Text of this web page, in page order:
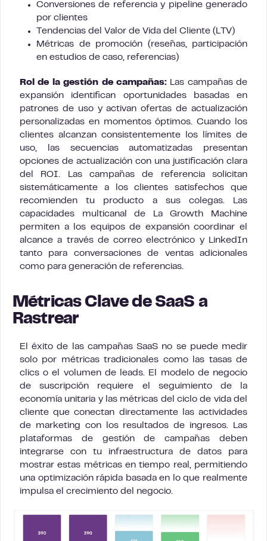
Conversiones de referencia y pipeline generado
por clientes
Tendencias del Valor de Vida del Cliente (LTV)
Métricas de promoción (reseñas, participación
en estudios de caso, referencias)
Rol de la gestión de campañas:Las campañas de
expansión identifican oportunidades basadas en
patrones de uso y activan ofertas de actualización
personalizadas en momentos óptimos. Cuando los
clientes alcanzan consistentemente los límites de
uso, las secuencias automatizadas presentan
opciones de actualización con una justificación clara
del ROI. Las campañas de referencia solicitan
sistemáticamente a los clientes satisfechos que
recomienden tu producto a sus colegas. Las
capacidades multicanal de La Growth Machine
permiten a los equipos de expansión coordinar el
alcance a través de correo electrónico y LinkedIn
tanto para conversaciones de ventas adicionales
como para generación de referencias.
Métricas Clave de SaaS a
Rastrear
El éxito de las campañas SaaS no se puede medir
solo por métricas tradicionales como las tasas de
clics o el volumen de leads. El modelo de negocio
de suscripción requiere el seguimiento de la
economía unitaria y las métricas del ciclo de vida del
cliente que conectan directamente las actividades
de marketing con los resultados de ingresos. Las
plataformas de gestión de campañas deben
integrarse con tu infraestructura de datos para
mostrar estas métricas en tiempo real, permitiendo
una optimización rápida basada en lo que realmente
impulsa el crecimiento del negocio.